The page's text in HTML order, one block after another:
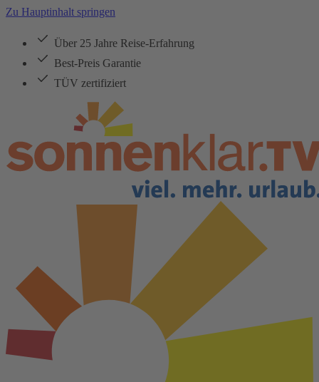
Zu Hauptinhalt springen
Über 25 Jahre Reise-Erfahrung
Best-Preis Garantie
TÜV zertifiziert